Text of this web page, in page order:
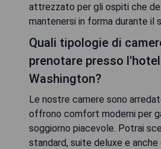
attrezzato per gli ospiti che
mantenersi in forma durante il
Quali tipologie di
prenotare presso
Washington?
Le nostre camere sono
offrono comfort moderni per
soggiorno piacevole. Potrai
standard, suite deluxe e